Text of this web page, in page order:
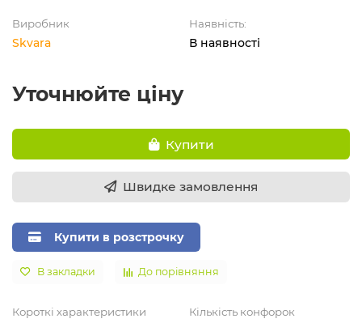
Виробник
Skvara
Наявність:
В наявності
Уточнюйте ціну
Купити
Швидке замовлення
Купити в розстрочку
В закладки До порівняння
Короткі характеристики Кількість конфорок